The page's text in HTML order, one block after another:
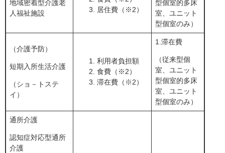
地域密着型介護老
人福祉施設
居住費（※2）
型個室的多床
室、ユニット
型個室のみ）
（介護予防）
短期入所生活介護
（ショ－トステ
イ）
利用者負担額
食費（※2）
滞在費（※2）
1.滞在費
（従来型個
室、ユニット
型個室的多床
室、ユニット
型個室のみ）
通所介護
認知症対応型通所
介護